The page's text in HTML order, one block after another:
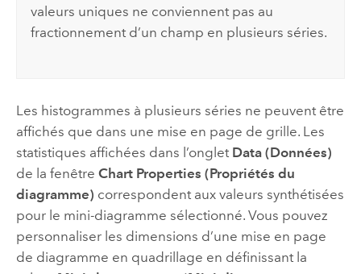
valeurs uniques ne conviennent pas au
fractionnement d’un champ en plusieurs séries.
Les histogrammes à plusieurs séries ne peuvent être
affichés que dans une mise en page de grille. Les
statistiques affichées dans l’onglet Data (Données)
de la fenêtre Chart Properties (Propriétés du
diagramme) correspondent aux valeurs synthétisées
pour le mini-diagramme sélectionné. Vous pouvez
personnaliser les dimensions d’une mise en page
de diagramme en quadrillage en définissant la